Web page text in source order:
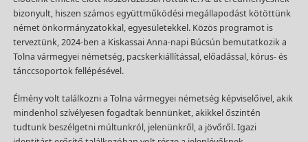
bizonyult, hiszen számos együttműködési megállapodást kötöttünk
német önkormányzatokkal, egyesületekkel. Közös programot is
terveztünk, 2024-ben a Kiskassai Anna-napi Búcsún bemutatkozik a
Tolna vármegyei németség, pacskerkiállítással, előadással, kórus- és
tánccsoportok fellépésével.
Élmény volt találkozni a Tolna vármegyei németség képviselőivel, akik
mindenhol szívélyesen fogadtak bennünket, akikkel őszintén
tudtunk beszélgetni múltunkról, jelenünkről, a jövőről. Igazi